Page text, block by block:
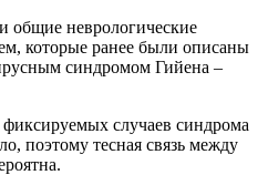
неврологические
которые ранее были описаны
синдромом Гийена –
случаев синдрома
поэтому тесная связь между